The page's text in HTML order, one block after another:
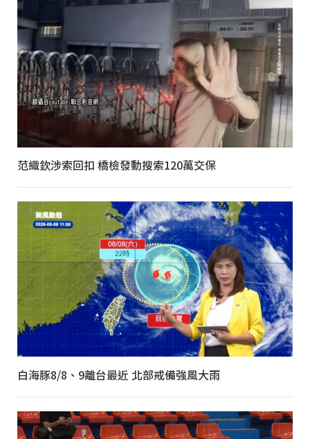
范織欽涉索回扣 橋檢發動搜索120萬交保
白海豚8/8、9離台最近 北部戒備強風大雨